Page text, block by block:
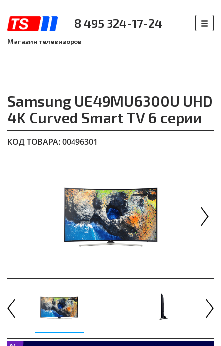
8 495 324-17-24
Магазин телевизоров
Samsung UE49MU6300U UHD
4K Curved Smart TV 6 серии
КОД ТОВАРА: 00496301